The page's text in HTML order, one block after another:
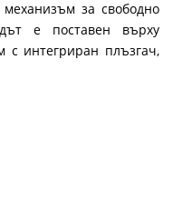
за свободно
е поставен върху
с интегриран плъзгач,